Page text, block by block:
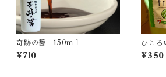
奇跡の醤 150ｍｌ
¥710
ひこ
リー
¥350